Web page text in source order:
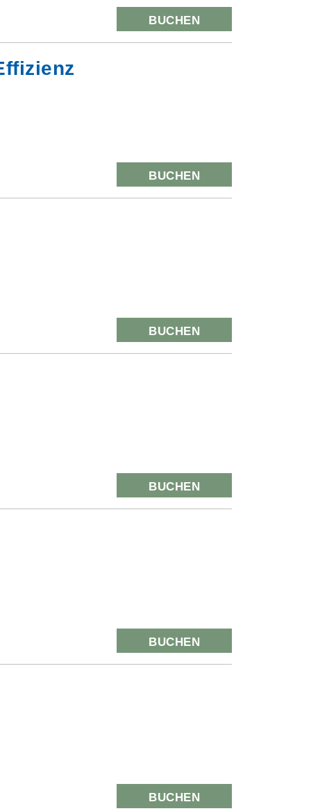
BUCHEN
BUCHEN
BUCHEN
BUCHEN
BUCHEN
BUCHEN